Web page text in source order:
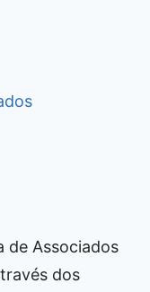
de Associados
dos